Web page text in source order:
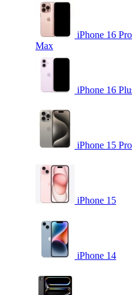
iPhone 16 Pro
Max
iPhone 16
iPhone 15 Pro
iPhone 15
iPhone 14